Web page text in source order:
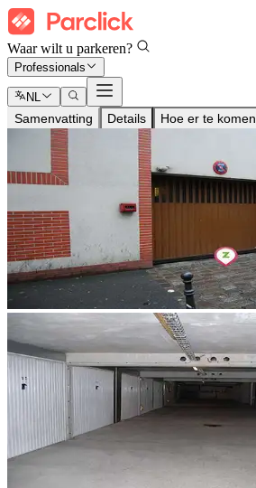
Waar wilt u parkeren?
Professionals
NL
Samenvatting Details Hoe er te komen